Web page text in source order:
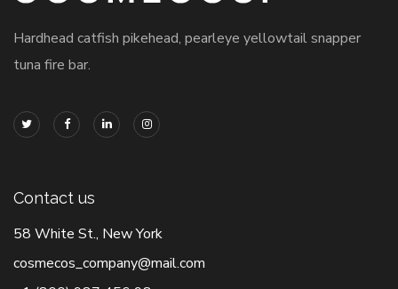
Hardhead catfish pikehead, pearleye yellowtail snapper
tuna fire bar.
Contact us
58 White St., New York
cosmecos_company@mail.com